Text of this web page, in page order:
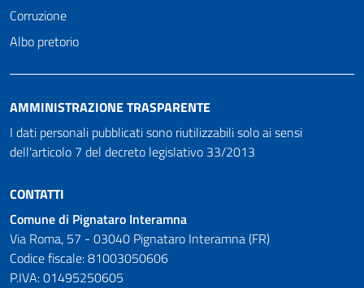
Corruzione
Albo pretorio
AMMINISTRAZIONE TRASPARENTE
I dati personali pubblicati sono riutilizzabili solo ai sensi
dell'articolo 7 del decreto legislativo 33/2013
CONTATTI
Comune di Pignataro Interamna
Via Roma, 57 - 03040 Pignataro Interamna (FR)
Codice fiscale: 81003050606
P.IVA: 01495250605